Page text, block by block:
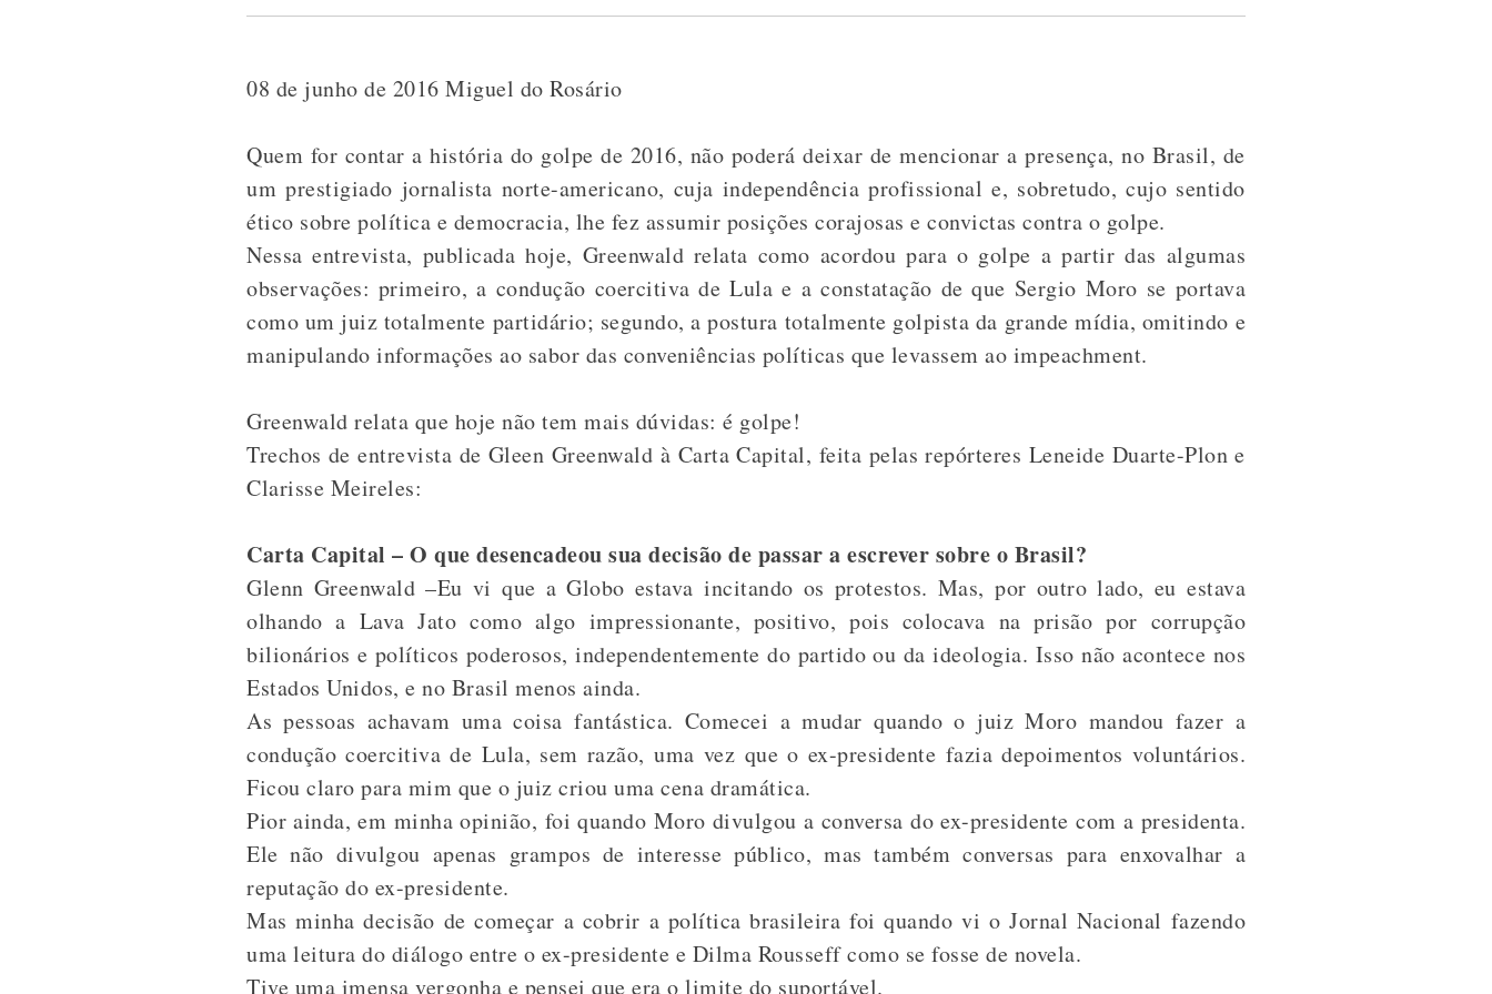
08 de junho de 2016 Miguel do Rosário
Quem for contar a história do golpe de 2016, não poderá deixar de mencionar a presença, no Brasil, de
um prestigiado jornalista norte-americano, cuja independência profissional e, sobretudo, cujo sentido
ético sobre política e democracia, lhe fez assumir posições corajosas e convictas contra o golpe.
Nessa entrevista, publicada hoje, Greenwald relata como acordou para o golpe a partir das algumas
observações: primeiro, a condução coercitiva de Lula e a constatação de que Sergio Moro se portava
como um juiz totalmente partidário; segundo, a postura totalmente golpista da grande mídia, omitindo e
manipulando informações ao sabor das conveniências políticas que levassem ao impeachment.
Greenwald relata que hoje não tem mais dúvidas: é golpe!
Trechos de entrevista de Gleen Greenwald à Carta Capital, feita pelas repórteres Leneide Duarte-Plon e
Clarisse Meireles:
Carta Capital – O que desencadeou sua decisão de passar a escrever sobre o Brasil?
Glenn Greenwald –Eu vi que a Globo estava incitando os protestos. Mas, por outro lado, eu estava
olhando a Lava Jato como algo impressionante, positivo, pois colocava na prisão por corrupção
bilionários e políticos poderosos, independentemente do partido ou da ideologia. Isso não acontece nos
Estados Unidos, e no Brasil menos ainda.
As pessoas achavam uma coisa fantástica. Comecei a mudar quando o juiz Moro mandou fazer a
condução coercitiva de Lula, sem razão, uma vez que o ex-presidente fazia depoimentos voluntários.
Ficou claro para mim que o juiz criou uma cena dramática.
Pior ainda, em minha opinião, foi quando Moro divulgou a conversa do ex-presidente com a presidenta.
Ele não divulgou apenas grampos de interesse público, mas também conversas para enxovalhar a
reputação do ex-presidente.
Mas minha decisão de começar a cobrir a política brasileira foi quando vi o Jornal Nacional fazendo
uma leitura do diálogo entre o ex-presidente e Dilma Rousseff como se fosse de novela.
Tive uma imensa vergonha e pensei que era o limite do suportável.